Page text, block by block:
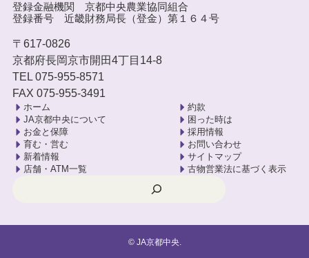
登録金融機関 京都中央農業協同組合
登録番号 近畿財務局長（登金）第１６４号
〒617-0826
京都府長岡京市開田4丁目14-8
TEL 075-955-8571
FAX 075-955-3491
ホーム
JA京都中央について
お金と保障
育む・営む
新着情報
店舗・ATM一覧
約款
困った時は
採用情報
お問い合わせ
サイトマップ
古物営業法に基づく表示
©JA京都中央.